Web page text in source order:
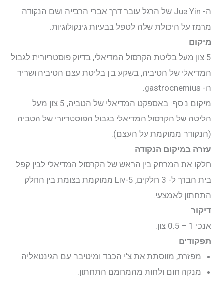
ה- Jue Yin של הרגל עובר דרך אברי הרבייה ושם הנקודה
מרמז על היכולת שלה לטפל בבעיות גינקולוגיות.
מיקום
5 צון מעל בליטת הקרסול המדיאלי, בדיוק פוסטריורית לגבול
המדיאלי של הטיביה, בשקע בין בליטת עצם הטיביה ושריר
ה- gastrocnemius.
מיקום נוסף: באספקט המדיאלי של הטביה, 5 צון מעל
הליטה של הקרסול המדיאלי בגבול הפוסטריורי של הטביה
(הנקודה ממוקמת על העצם).
עזרה במיקום הנקודה
חלקו את המרחק בין הראש של הקרסול המדיאלי לבין קפל
בית הברך ל- 3 חלקים, Liv-5 ממוקמת בצומת בין החלק
התחתון לאמצעי.
דיקור
אנכי 1 – 0.5 צון.
תפקודים
מפזרת, מווסתת את צ'י הכבד ומיטיבה עם הגינטאליה.
מנקה חום ולחות מהמחמם התחתון.
יצירת קשר
התחבר